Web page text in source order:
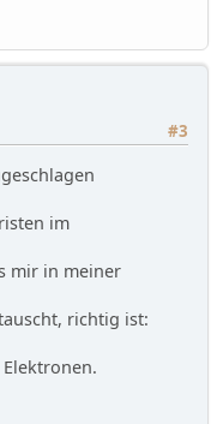
#3
im
mir in meiner
richtig ist: